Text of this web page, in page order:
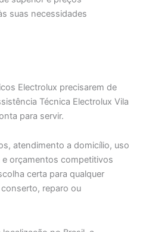
suas necessidades
Electrolux precisarem de
Técnica Electrolux Vila
para servir.
atendimento a domicílio, uso
orçamentos competitivos
certa para qualquer
reparo ou